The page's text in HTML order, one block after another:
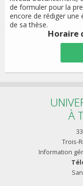
de formuler pour la
encore de rédiger une
de sa thèse.
Horaire
À
Trois-
Information